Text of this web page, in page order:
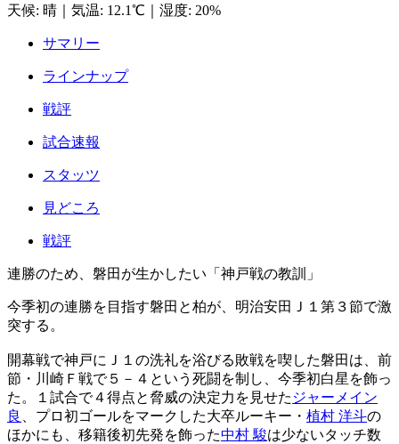
天候: 晴 気温: 12.1℃ 湿度: 20%
サマリー
ラインナップ
戦評
試合速報
スタッツ
見どころ
戦評
連勝のため、磐田が生かしたい「神戸戦の教訓」
今季初の連勝を目指す磐田と柏が、明治安田Ｊ１第３節で激
突する。
開幕戦で神戸にＪ１の洗礼を浴びる敗戦を喫した磐田は、前
節・川崎Ｆ戦で５－４という死闘を制し、今季初白星を飾っ
た。１試合で４得点と脅威の決定力を見せた ジャーメイン
良
、プロ初ゴールをマークした大卒ルーキー・ 植村 洋斗の
ほかにも、移籍後初先発を飾った中村 駿は少ないタッチ数